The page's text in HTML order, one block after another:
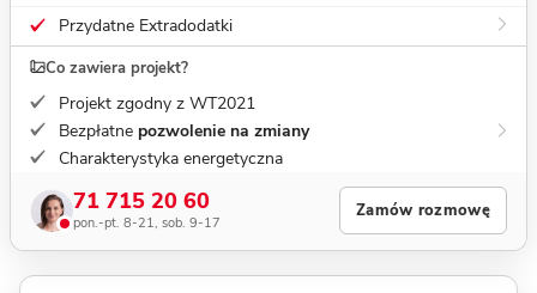
Przydatne Extradodatki
Co zawiera projekt?
Projekt zgodny z WT2021
Bezpłatne pozwolenie na zmiany
Charakterystyka energetyczna
71 715 20 60
pon.-pt. 8-21, sob. 9-17
Zamów rozmowę